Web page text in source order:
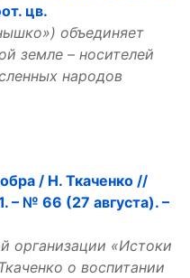
цв.
объединяет
земле – носителей
народов
/ Н. Ткаченко //
– № 66 (27 августа). –
организации «Истоки
о воспитании